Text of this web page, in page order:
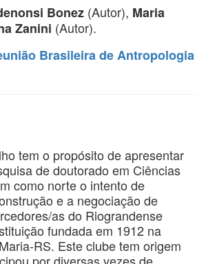
Bonez (Autor), Maria
Zanini (Autor).
Brasileira de Antropologia
tem o propósito de apresentar
de doutorado em Ciências
como norte o intento de
e a negociação de
as do Riograndense
fundada em 1912 na
RS. Este clube tem origem